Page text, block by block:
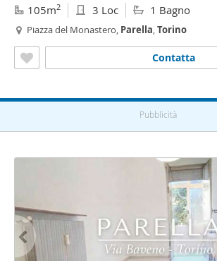
105m2 3 Loc 1 Bagno
Piazza del Monastero, Parella,Torino
Contatta
Pubblicità